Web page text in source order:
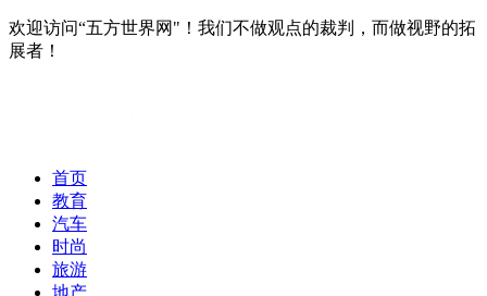
欢迎访问“五方世界网"！我们不做观点的裁判，而做视野的拓
展者！
首页
教育
汽车
时尚
旅游
地产